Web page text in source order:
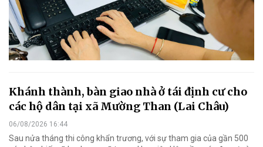
Khánh thành, bàn giao nhà ở tái định cư cho
các hộ dân tại xã Mường Than (Lai Châu)
06/08/2026 16:44
Sau nửa tháng thi công khẩn trương, với sự tham gia của gần 500